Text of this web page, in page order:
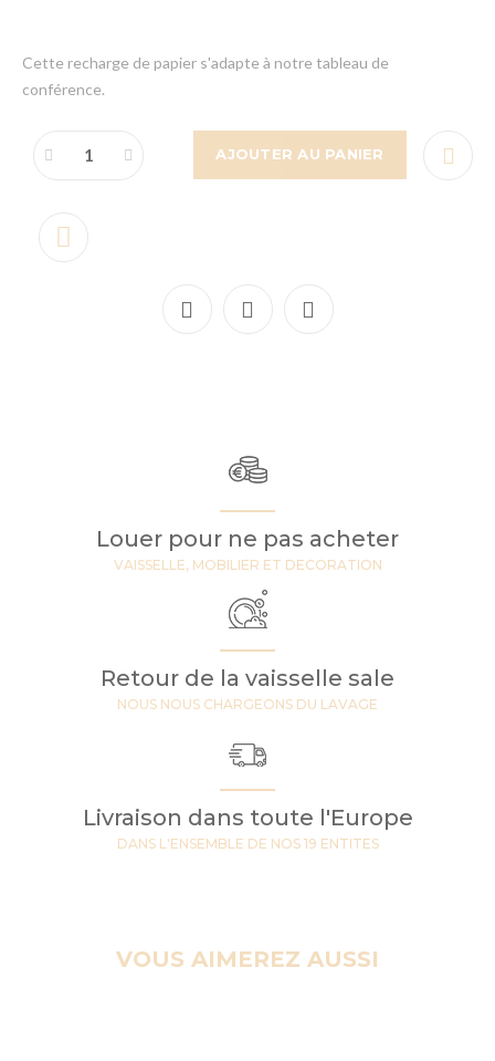
Cette recharge de papier s'adapte à notre tableau de
conférence.
AJOUTER AU PANIER
Louer pour ne pas acheter
VAISSELLE, MOBILIER ET DECORATION
Retour de la vaisselle sale
NOUS NOUS CHARGEONS DU LAVAGE
Livraison dans toute l'Europe
DANS L'ENSEMBLE DE NOS 19 ENTITES
VOUS AIMEREZ AUSSI